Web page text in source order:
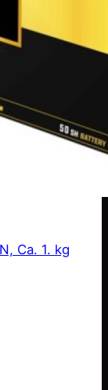
Ca. 1. kg